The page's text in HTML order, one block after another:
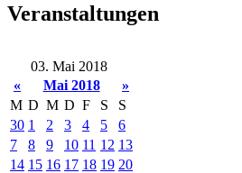
Veranstaltungen
03. Mai 2018
«
Mai 2018
»
M D M D F S
S
30 1 2 3 4 5
6
7
8 9 10 11 12 13
14 15 16 17 18 19 20